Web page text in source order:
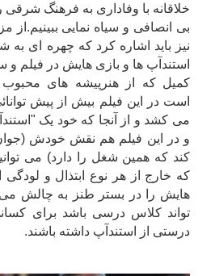
خلاقانه با وفاداری به فرهنگ
بی انصافی و سیاه نمایی ببینیم.از
نیز باید اشاره کرد که چهره ای به
استندآپ ها و بازی هایش در فیلم و
کمیل که از هنرپیشه های محبوب
است در این فیلم بیش از پیش
می کشد و از آنجا که خود یک
و در این فیلم هم نقش خودش
کند که همین شغل را دارد) می
که خارج از هر نوع ابتذال و
هایش را در بستر طنز به چالش
تواند کلاس درسی باشد برای
درستی از استندآپ داشته باشند.